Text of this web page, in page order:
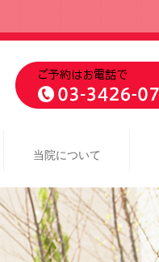
当院について